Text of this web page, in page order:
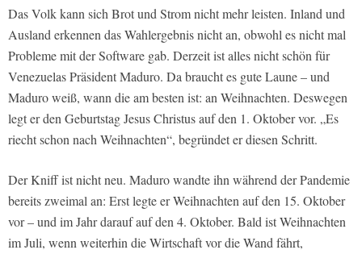
Das Volk kann sich Brot und Strom nicht mehr leisten. Inland und
Ausland erkennen das Wahlergebnis nicht an, obwohl es nicht mal
Probleme mit der Software gab. Derzeit ist alles nicht schön für
Venezuelas Präsident Maduro. Da braucht es gute Laune – und
Maduro weiß, wann die am besten ist: an Weihnachten. Deswegen
legt er den Geburtstag Jesus Christus auf den 1. Oktober vor. „Es
riecht schon nach Weihnachten“, begründet er diesen Schritt.
Der Kniff ist nicht neu. Maduro wandte ihn während der Pandemie
bereits zweimal an: Erst legte er Weihnachten auf den 15. Oktober
vor – und im Jahr darauf auf den 4. Oktober. Bald ist Weihnachten
im Juli, wenn weiterhin die Wirtschaft vor die Wand fährt,